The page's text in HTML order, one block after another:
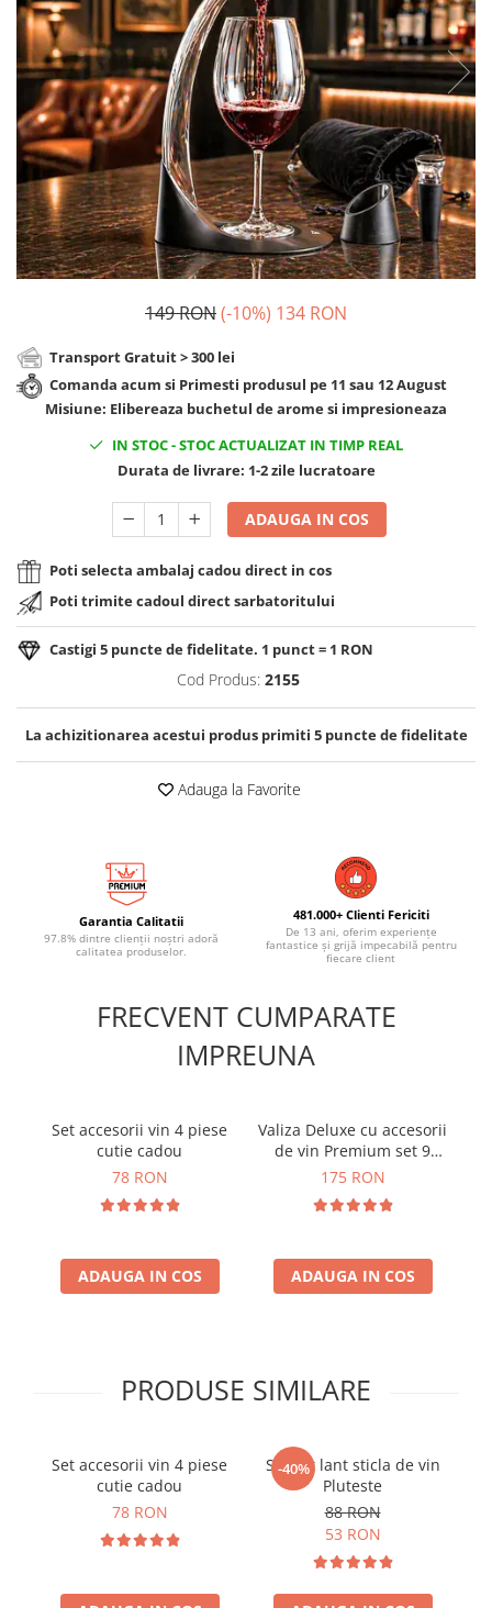
Cadouri Fete
Pentru Copilul din tine
Cadouri Haioase
Cadouri de Casa Noua
Cadouri Majorat
Cadouri pentru Nasi
Cadouri pentru Bunici
Cadouri pentru Prieteni
Cadouri pentru Sefi
Cadouri Nunta si Cununie civila
Cani si Termosuri
Jocuri si Puzzle
Produse pentru Calatorie
Seturi de caligrafie
Cadouri Sfantul Alexandru
Cadouri Sfanta Ana
Cadouri Constantin si Elena
Cadouri Sfanta Maria
Cadouri Sfintii Mihail si Gavriil
149 RON(-10%) 134 RON
Transport Gratuit > 300 lei
Comanda acum si Primesti produsul pe 11 sau 12 August
Misiune: Elibereaza buchetul de arome si impresioneaza
IN STOC-STOC ACTUALIZAT IN TIMP REAL
Durata de livrare: 1-2 zile lucratoare
ADAUGA IN COS
Poti selecta ambalaj cadou direct in cos
Poti trimite cadoul direct sarbatoritului
Castigi 5 puncte de fidelitate. 1 punct = 1 RON
Cod Produs: 2155
La achizitionarea acestui produs primiti 5puncte de fidelitate
Adauga la Favorite
Garantia Calitatii
97.8% dintre clienții noștri adoră
calitatea produselor.
481.000+ Clienti Fericiti
De 13 ani, oferim experiențe
fantastice și grijă impecabilă pentru
fiecare client
FRECVENT CUMPARATE
IMPREUNA
Set accesorii vin 4 piese
cutie cadou
78 RON
ADAUGA IN COS
Valiza Deluxe cu accesorii
de vin Premium set 9
piese
175 RON
ADAUGA IN COS
PRODUSE SIMILARE
Set accesorii vin 4 piese
cutie cadou
78 RON
-40%
Suport lant sticla de vin
Pluteste
88 RON
53 RON